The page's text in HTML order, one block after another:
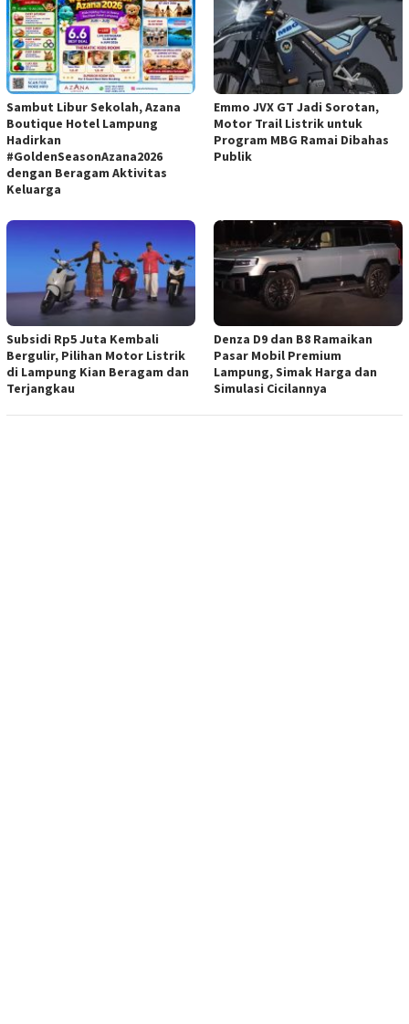
Sambut Libur Sekolah, Azana
Boutique Hotel Lampung
Hadirkan
#GoldenSeasonAzana2026
dengan Beragam Aktivitas
Keluarga
Emmo JVX GT Jadi Sorotan,
Motor Trail Listrik untuk
Program MBG Ramai Dibahas
Publik
Subsidi Rp5 Juta Kembali
Bergulir, Pilihan Motor Listrik
di Lampung Kian Beragam dan
Terjangkau
Denza D9 dan B8 Ramaikan
Pasar Mobil Premium
Lampung, Simak Harga dan
Simulasi Cicilannya